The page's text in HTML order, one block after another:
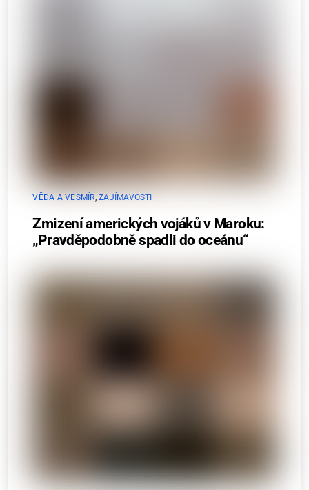
VĚDA A VESMÍR ,ZAJÍMAVOSTI
Zmizení amerických vojáků v Maroku:
„Pravděpodobně spadli do oceánu“